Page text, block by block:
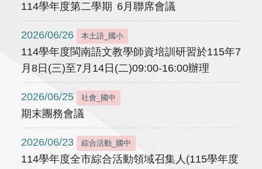
114學年度第二學期 6月聯席會議
2026/06/26 本土語_國小
114學年度閩南語文教學師資培訓研習於115年7
月8日(三)至7月14日(二)09:00-16:00辦理
2026/06/25 社會_國中
期末團務會議
2026/06/23 綜合活動_國中
114學年度全市綜合活動領域召集人(115學年度